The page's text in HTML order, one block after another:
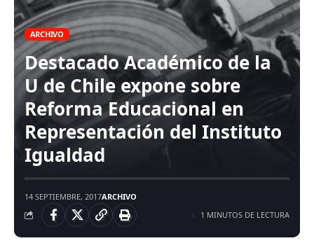
ARCHIVO
Destacado Académico de la
U de Chile expone sobre
Reforma Educacional en
Representación del Instituto
Igualdad
14 SEPTIEMBRE, 2017ARCHIVO
1 MINUTOS DE LECTURA